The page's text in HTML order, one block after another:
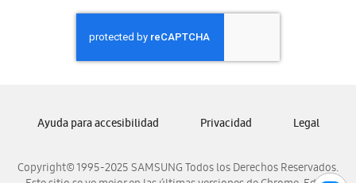
Samsung Honduras
Samsung Nicaragua
Samsung Panamá
Samsung Venezuela
Copyright© 1995-2025 SAMSUNG Todos los Derechos Reservados.
Ayuda para accesibilidad Privacidad Legal